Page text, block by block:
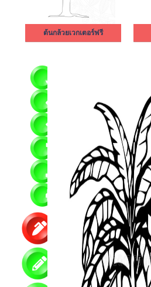
ต้นกล้วยเวกเตอร์ฟรี